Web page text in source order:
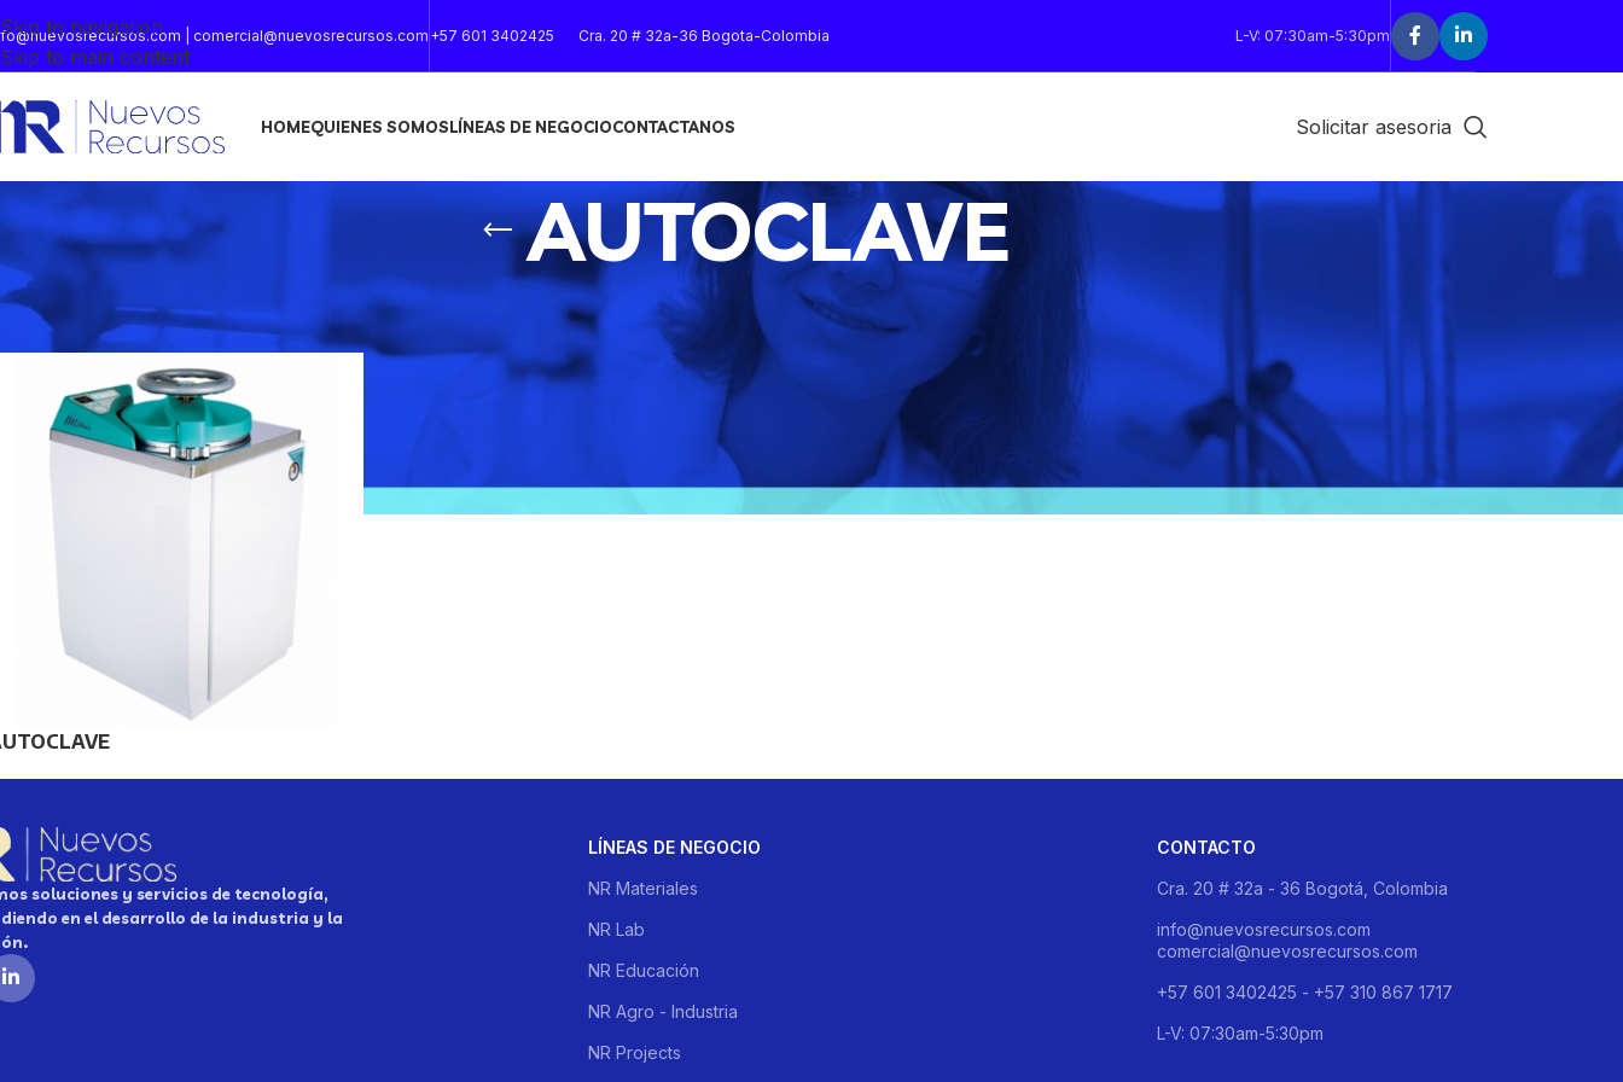
Skip to navigation
Skip to main content
| comercial@nuevosrecursos.com +57 601 3402425 Cra. 20 # 32a-36 Bogota-Colombia L-V: 07:30am-5:30pm
HOMEQUIENES SOMOSLÍNEAS DE NEGOCIOCONTACTANOS Solicitar asesoria
AUTOCLAVE
Inicio
soluciones y servicios de tecnología,
en el desarrollo de la industria y la
LÍNEAS DE NEGOCIO
NR Materiales
NR Lab
NR Educación
NR Agro - Industria
NR Projects
CONTACTO
Cra. 20 # 32a - 36 Bogotá, Colombia
info@nuevosrecursos.com
comercial@nuevosrecursos.com
+57 601 3402425 - +57 310 867 1717
L-V: 07:30am-5:30pm